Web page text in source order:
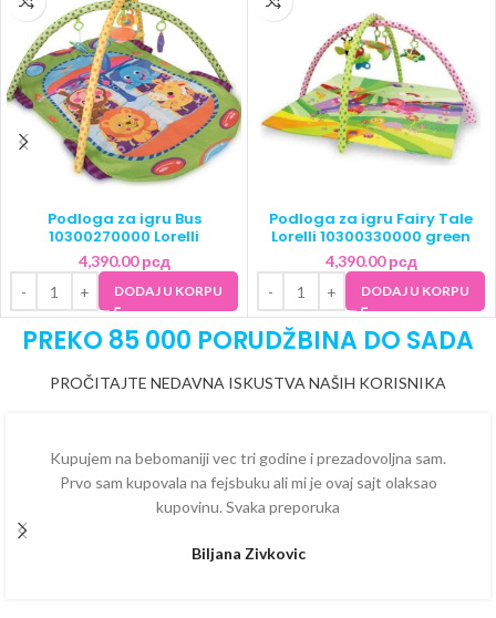
Podloga za igru Bus
10300270000 Lorelli
4,390.00рсд
DODAJ U KORPU
Podloga za igru Fairy Tale
Lorelli 10300330000 green
4,390.00рсд
DODAJ U KORPU
PREKO 85 000 PORUDŽBINA DO SADA
PROČITAJTE NEDAVNA ISKUSTVA NAŠIH KORISNIKA
Kupujem na bebomaniji vec tri godine i prezadovoljna sam.
Prvo sam kupovala na fejsbuku ali mi je ovaj sajt olaksao
kupovinu. Svaka preporuka
Biljana Zivkovic